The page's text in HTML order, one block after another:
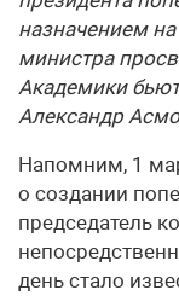
назначением
министра
Академики
Александр
​Напомним, 1
о создании
председатель
день стало